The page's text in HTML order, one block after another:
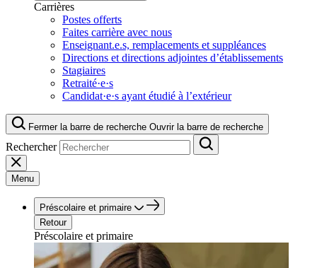
Carrières
Postes offerts
Faites carrière avec nous
Enseignant.e.s, remplacements et suppléances
Directions et directions adjointes d’établissements
Stagiaires
Retraité·e·s
Candidat·e·s ayant étudié à l’extérieur
Fermer la barre de recherche Ouvrir la barre de recherche
Rechercher
Menu
Préscolaire et primaire
Retour
Préscolaire et primaire